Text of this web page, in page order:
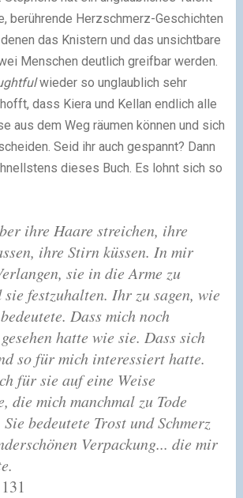
berührende Herzschmerz-Geschichten
das Knistern und das unsichtbare
Menschen deutlich greifbar werden.
wieder so unglaublich sehr
dass Kiera und Kellan endlich alle
aus dem Weg räumen können und sich
Seid ihr auch gespannt? Dann
dieses Buch. Es lohnt sich so
ihre Haare streichen, ihre
ihre Stirn küssen. In mir
sie in die Arme zu
sie festzuhalten. Ihr zu sagen, wie
Dass mich noch
hatte wie sie. Dass sich
so für mich interessiert hatte.
für sie auf eine Weise
die mich manchmal zu Tode
bedeutete Trost und Schmerz
Verpackung... die mir